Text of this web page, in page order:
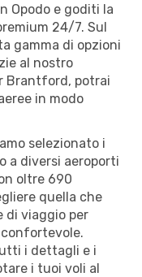
Opodo e goditi la
24/7. Sul
gamma di opzioni
al nostro
Brantford, potrai
in modo
selezionato i
a diversi aeroporti
oltre 690
quella che
di viaggio per
i dettagli e i
i tuoi voli al